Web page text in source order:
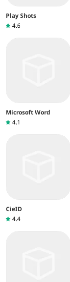
Play Shots
4.6
Microsoft Word
4.1
CieID
4.4